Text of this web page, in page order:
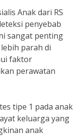
Anak dari RS
penyebab
sangat penting
parah di
faktor
perawatan
tipe 1 pada anak
keluarga yang
anak